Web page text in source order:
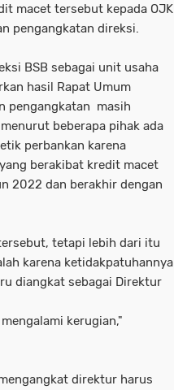
macet tersebut kepada OJK
pengangkatan direksi.
BSB sebagai unit usaha
hasil Rapat Umum
pengangkatan masih
beberapa pihak ada
perbankan karena
berakibat kredit macet
2022 dan berakhir dengan
tetapi lebih dari itu
karena ketidakpatuhannya
diangkat sebagai Direktur
kerugian,"
direktur harus